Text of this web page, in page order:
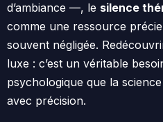
d’ambiance —, le silence
comme une ressource
souvent négligée.
luxe : c’est un véritable
psychologique que la
avec précision.